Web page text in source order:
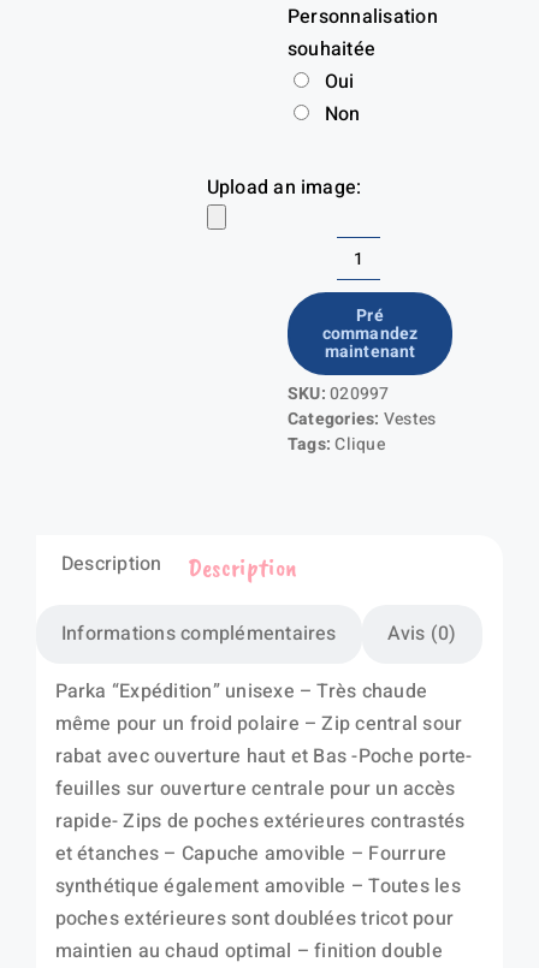
Personnalisation
souhaitée
Oui
Non
Upload an image:
quantité
de
Malamute
Pré
commandez
maintenant
SKU:020997
Categories: Vestes
Tags:Clique
Description
Informations complémentaires Avis (0)
Description
Parka “Expédition” unisexe – Très chaude
même pour un froid polaire – Zip central sour
rabat avec ouverture haut et Bas -Poche porte-
feuilles sur ouverture centrale pour un accès
rapide- Zips de poches extérieures contrastés
et étanches – Capuche amovible – Fourrure
synthétique également amovible – Toutes les
poches extérieures sont doublées tricot pour
maintien au chaud optimal – finition double